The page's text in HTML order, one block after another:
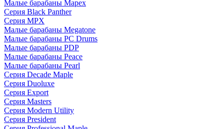
Малые барабаны Mapex
Серия Black Panther
Серия MPX
Малые барабаны Megatone
Малые барабаны PC Drums
Малые барабаны PDP
Малые барабаны Peace
Малые барабаны Pearl
Серия Decade Maple
Серия Duoluxe
Серия Export
Серия Masters
Серия Modern Utility
Серия President